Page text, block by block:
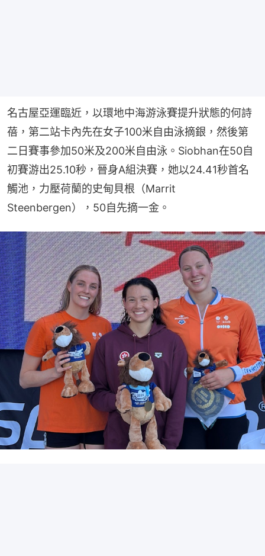
名古屋亞運臨近，以環地中海游泳賽提升狀態的何詩
蓓，第二站卡內先在女子100米自由泳摘銀，然後第
二日賽事參加50米及200米自由泳。Siobhan在50自
初賽游出25.10秒，晉身A組決賽，她以24.41秒首名
觸池，力壓荷蘭的史甸貝根（Marrit
Steenbergen），50自先摘一金。